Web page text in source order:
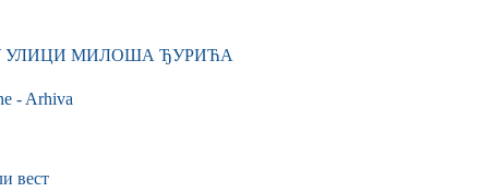
УЛИЦИ МИЛОША ЂУРИЋА
- Arhiva
вест